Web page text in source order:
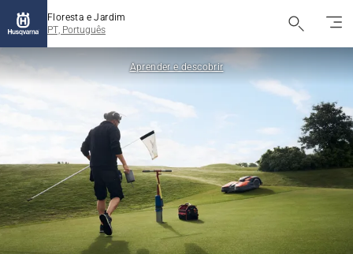
Floresta e Jardim
PT, Português
Aprender e descobrir